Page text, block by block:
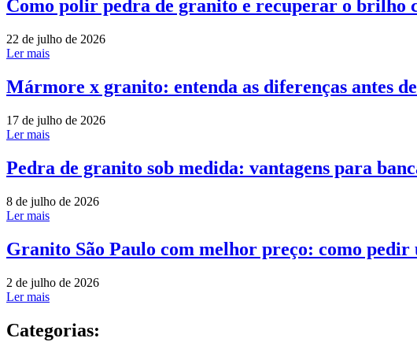
Como polir pedra de granito e recuperar o brilho
22 de julho de 2026
Ler mais
Mármore x granito: entenda as diferenças antes
17 de julho de 2026
Ler mais
Pedra de granito sob medida: vantagens para
8 de julho de 2026
Ler mais
Granito São Paulo com melhor preço: como
2 de julho de 2026
Ler mais
Categorias: